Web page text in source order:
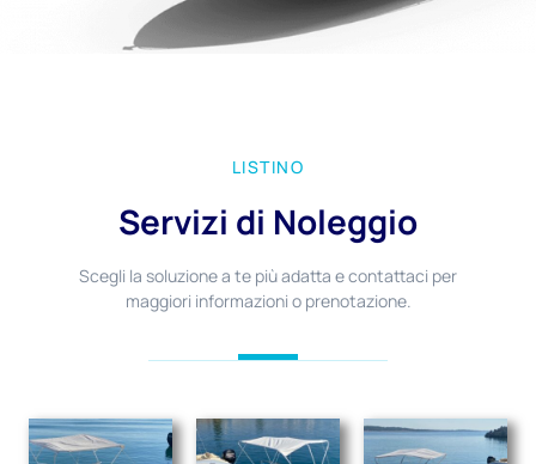
LISTINO
Servizi di Noleggio
Scegli la soluzione a te più adatta e contattaci per
maggiori informazioni o prenotazione.